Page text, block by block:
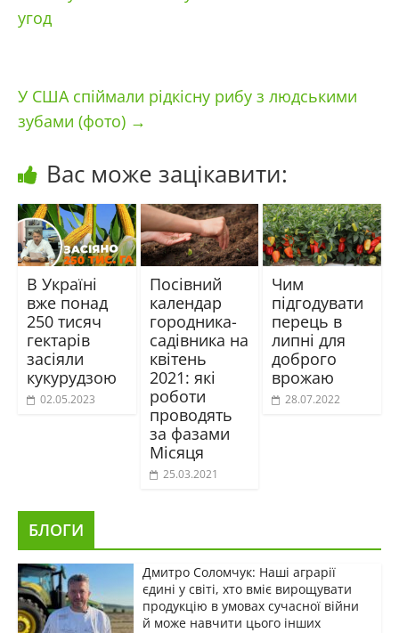
угод
У США спіймали рідкісну рибу з людськими
зубами (фото) →
Вас може зацікавити:
В Україні
вже понад
250 тисяч
гектарів
засіяли
кукурудзою
02.05.2023
Посівний
календар
городника-
садівника на
квітень
2021: які
роботи
проводять
за фазами
Місяця
25.03.2021
Чим
підгодувати
перець в
липні для
доброго
врожаю
28.07.2022
БЛОГИ
Дмитро Соломчук: Наші аграрії
єдині у світі, хто вміє вирощувати
продукцію в умовах сучасної війни
й може навчити цього інших